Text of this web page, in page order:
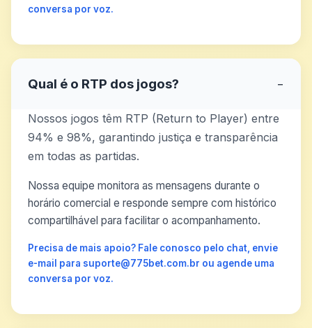
conversa por voz.
Qual é o RTP dos jogos? −
Nossos jogos têm RTP (Return to Player) entre
94% e 98%, garantindo justiça e transparência
em todas as partidas.
Nossa equipe monitora as mensagens durante o
horário comercial e responde sempre com histórico
compartilhável para facilitar o acompanhamento.
Precisa de mais apoio? Fale conosco pelo chat, envie
e-mail para suporte@775bet.com.br ou agende uma
conversa por voz.